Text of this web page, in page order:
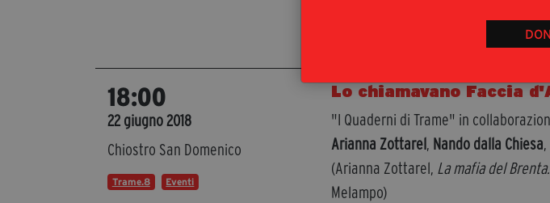
La mafia dopo le
18:00
22 giugno 2018
Chiostro San Domenico
Trame.8 Eventi
Lo chiamavano Faccia
"I Quaderni di Trame" in
Arianna Zottarel, Nando dalla Chiesa,
(Arianna Zottarel, La mafia del
Melampo)